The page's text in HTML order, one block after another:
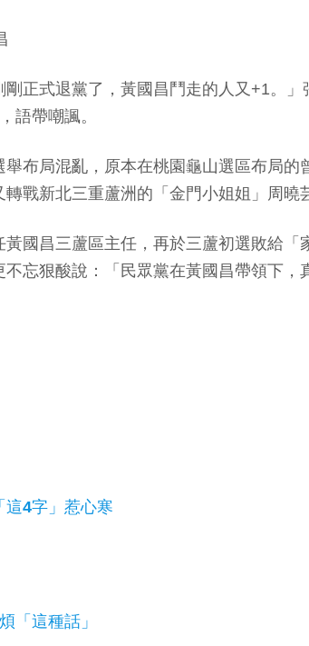
正式退黨了，黃國昌鬥走的人又+1。
語帶嘲諷。
布局混亂，原本在桃園龜山選區布局
戰新北三重蘆洲的「金門小姐姐」周曉
國昌三蘆區主任，再於三蘆初選敗給
忘狠酸說：「民眾黨在黃國昌帶領下，
4字」惹心寒
「這種話」